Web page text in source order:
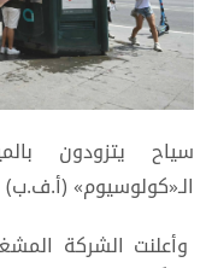
سياح يتزودون
الـ«كولوسيوم» (أ.ف.ب)
وأعلنت الشركة